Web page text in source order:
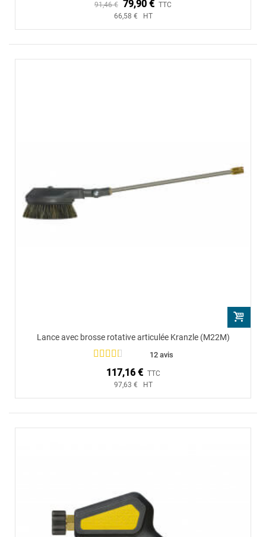
91,46 € 79,90 € TTC
66,58 € HT
Lance avec brosse rotative articulée Kranzle (M22M)
12 avis
117,16 € TTC
97,63 € HT